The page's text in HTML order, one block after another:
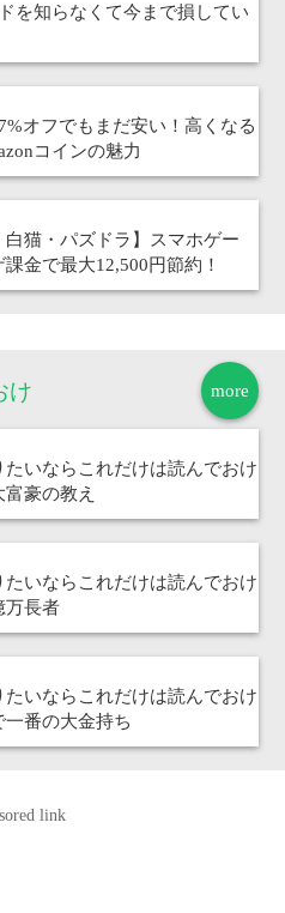
を知らなくて今まで損してい
オフでもまだ安い！高くなる
コインの魅力
白猫・パズドラ】スマホゲー
金で最大12,500円節約！
more
け
たいならこれだけは読んでおけ
豪の教え
たいならこれだけは読んでおけ
長者
たいならこれだけは読んでおけ
番の大金持ち
link